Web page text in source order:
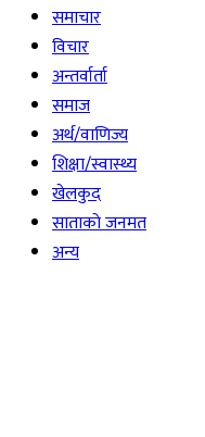
समाचार
विचार
अन्तर्वार्ता
समाज
अर्थ/वाणिज्य
शिक्षा/स्वास्थ्य
खेलकुद
साताकाे जनमत
अन्य